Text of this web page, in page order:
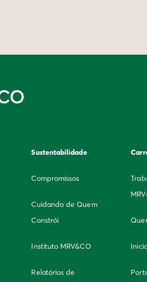
Sustentabilidade
Compromissos
Cuidando de Quem
Constrói
Instituto MRV&CO
Relatórios de